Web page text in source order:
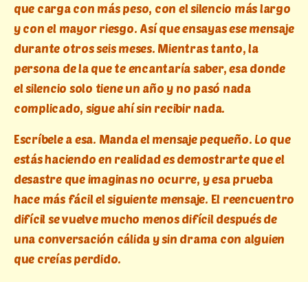
que carga con más peso, con el silencio más largo
y con el mayor riesgo. Así que ensayas ese mensaje
durante otros seis meses. Mientras tanto, la
persona de la que te encantaría saber, esa donde
el silencio solo tiene un año y no pasó nada
complicado, sigue ahí sin recibir nada.
Escríbele a esa. Manda el mensaje pequeño. Lo que
estás haciendo en realidad es demostrarte que el
desastre que imaginas no ocurre, y esa prueba
hace más fácil el siguiente mensaje. El reencuentro
difícil se vuelve mucho menos difícil después de
una conversación cálida y sin drama con alguien
que creías perdido.